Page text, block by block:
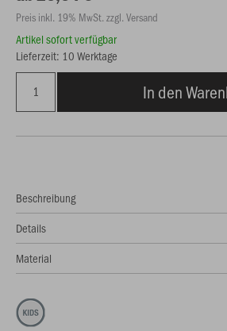
Preis inkl. 19% MwSt. zzgl. Versand
Artikel sofort verfügbar
Lieferzeit: 10 Werktage
In den
Beschreibung
Details
Material